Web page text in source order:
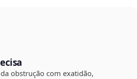
obstrução com exatidão,